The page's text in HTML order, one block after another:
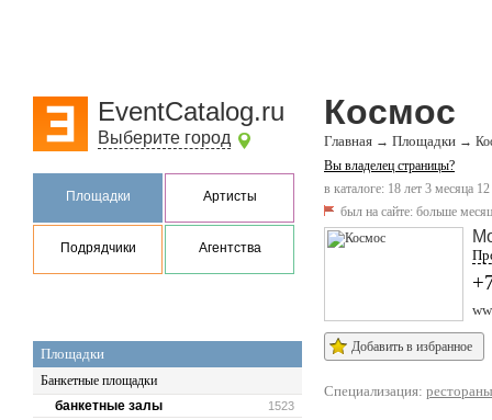
EventCatalog.ru
Выберите город
Площадки Артисты
Подрядчики Агентства
Площадки
Банкетные площадки
1523
банкетные залы
Космос
Главная → Площадки →
Вы владелец страницы?
в каталоге: 18 лет 3 месяца
был на сайте: больше
Добавить в избранное
Специализация: рестораны